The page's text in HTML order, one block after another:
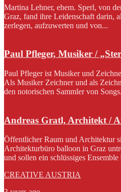
Martina Lehner, ehem. Sperl, von
Graz, fand ihre Leidenschaft darin,
zerlegen, aufzuwerten und von...
Paul Pfleger, Musiker /
Paul Pfleger ist Musiker und
Als Musiker Zeichner und als
den notorischen Sammler von
Andreas Gratl, Architekt /
Öffentlicher Raum und Architektur
Architekturbüro balloon in Graz
und sollen ein schlüssiges
CREATIVE AUSTRIA